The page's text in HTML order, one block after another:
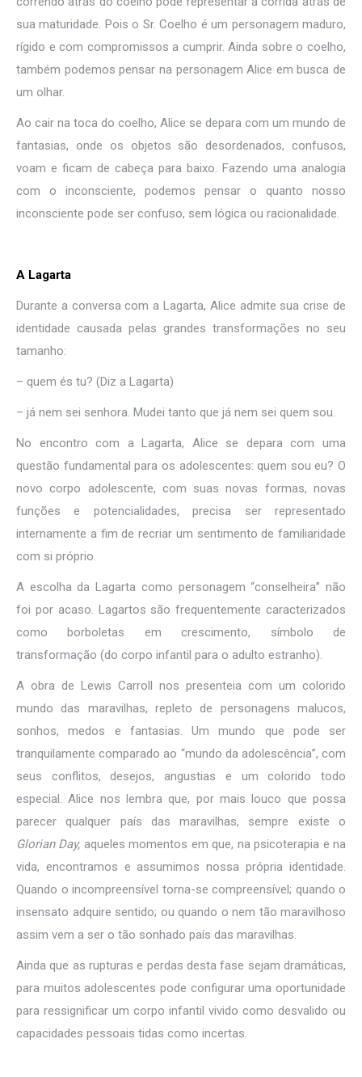
sua maturidade. Pois o Sr. Coelho é um personagem maduro,
rígido e com compromissos a cumprir. Ainda sobre o coelho,
também podemos pensar na personagem Alice em busca de
um olhar.
Ao cair na toca do coelho, Alice se depara com um mundo de
fantasias, onde os objetos são desordenados, confusos,
voam e ficam de cabeça para baixo. Fazendo uma analogia
com o inconsciente, podemos pensar o quanto nosso
inconsciente pode ser confuso, sem lógica ou racionalidade.
A Lagarta
Durante a conversa com a Lagarta, Alice admite sua crise de
identidade causada pelas grandes transformações no seu
tamanho:
– quem és tu? (Diz a Lagarta)
– já nem sei senhora. Mudei tanto que já nem sei quem sou.
No encontro com a Lagarta, Alice se depara com uma
questão fundamental para os adolescentes: quem sou eu? O
novo corpo adolescente, com suas novas formas, novas
funções e potencialidades, precisa ser representado
internamente a fim de recriar um sentimento de familiaridade
com si próprio.
A escolha da Lagarta como personagem “conselheira” não
foi por acaso. Lagartos são frequentemente caracterizados
como borboletas em crescimento, símbolo de
transformação (do corpo infantil para o adulto estranho).
A obra de Lewis Carroll nos presenteia com um colorido
mundo das maravilhas, repleto de personagens malucos,
sonhos, medos e fantasias. Um mundo que pode ser
tranquilamente comparado ao “mundo da adolescência”, com
seus conflitos, desejos, angustias e um colorido todo
especial. Alice nos lembra que, por mais louco que possa
parecer qualquer país das maravilhas, sempre existe o
Glorian Day, aqueles momentos em que, na psicoterapia e na
vida, encontramos e assumimos nossa própria identidade.
Quando o incompreensível torna-se compreensível; quando o
insensato adquire sentido; ou quando o nem tão maravilhoso
assim vem a ser o tão sonhado país das maravilhas.
Ainda que as rupturas e perdas desta fase sejam dramáticas,
para muitos adolescentes pode configurar uma oportunidade
para ressignificar um corpo infantil vivido como desvalido ou
capacidades pessoais tidas como incertas.